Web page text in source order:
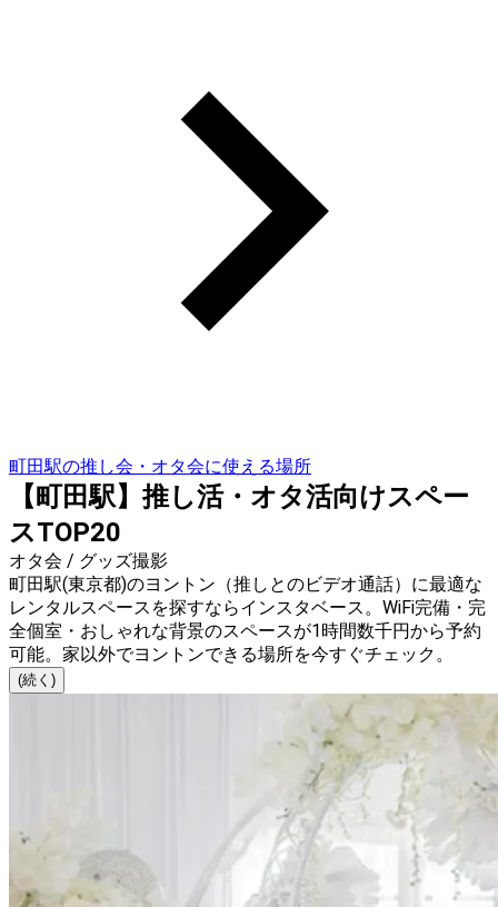
町田駅の推し会・オタ会に使える場所
【町田駅】推し活・オタ活向けスペー
スTOP20
オタ会 / グッズ撮影
町田駅(東京都)のヨントン（推しとのビデオ通話）に最適な
レンタルスペースを探すならインスタベース。WiFi完備・完
全個室・おしゃれな背景のスペースが1時間数千円から予約
可能。家以外でヨントンできる場所を今すぐチェック。
(続く)